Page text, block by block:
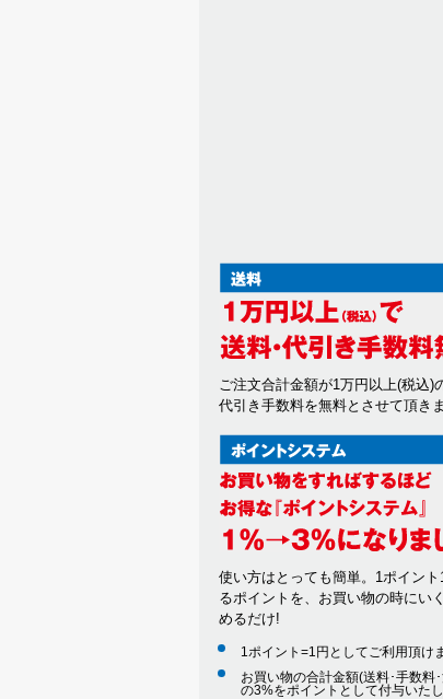
ご注文合計金額が1万円以上(税込)
代引き手数料を無料とさせて頂きま
使い方はとっても簡単。1ポイント
るポイントを、お買い物の時にい
めるだけ!
1ポイント=1円としてご利用頂け
お買い物の合計金額(送料･手数料